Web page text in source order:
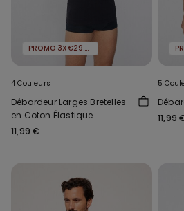
PROMO 3X€29.99
4 Couleurs
Débardeur Larges Bretelles
en Coton Élastique
11,99 €
5
11,99